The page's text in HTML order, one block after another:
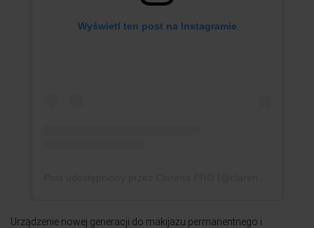
Wyświetl ten post na Instagramie
Urządzenie nowej generacji do makijażu permanentnego i